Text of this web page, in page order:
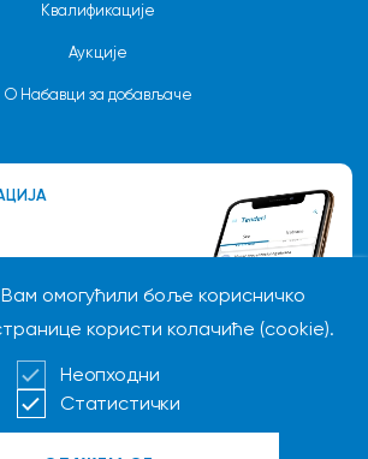
омогућили боље корисничко
користи колачиће (cookie).
Неопходни
Статистички
Квалификације
Аукције
О Набавци за добављаче
за
које се